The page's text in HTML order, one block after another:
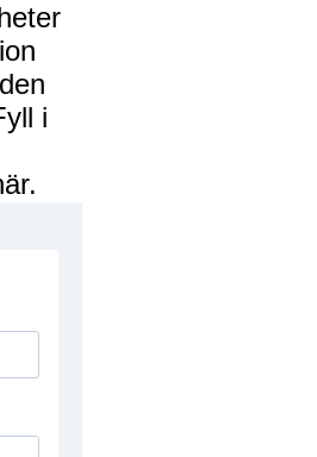
i